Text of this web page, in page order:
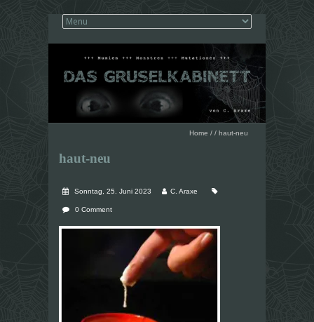
Home / / haut-neu
haut-neu
Sonntag, 25. Juni 2023 C. Araxe
0 Comment